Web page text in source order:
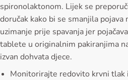
spironolaktonom. Lijek se
doručak kako bi se smanjila pojava
uzimanje prije spavanja jer
tablete u originalnim pakiranjima
izvan dohvata djece.
Monitorirajte redovito krvni tlak